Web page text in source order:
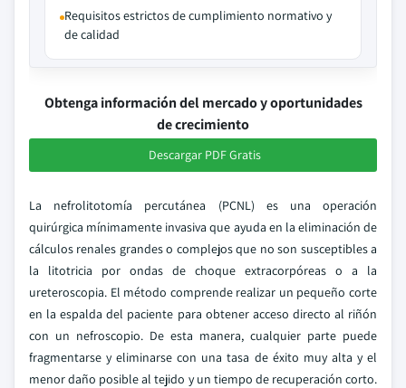
Requisitos estrictos de cumplimiento normativo y
de calidad
Obtenga información del mercado y oportunidades
de crecimiento
Descargar PDF Gratis
La nefrolitotomía percutánea (PCNL) es una operación
quirúrgica mínimamente invasiva que ayuda en la eliminación de
cálculos renales grandes o complejos que no son susceptibles a
la litotricia por ondas de choque extracorpóreas o a la
ureteroscopia. El método comprende realizar un pequeño corte
en la espalda del paciente para obtener acceso directo al riñón
con un nefroscopio. De esta manera, cualquier parte puede
fragmentarse y eliminarse con una tasa de éxito muy alta y el
menor daño posible al tejido y un tiempo de recuperación corto.